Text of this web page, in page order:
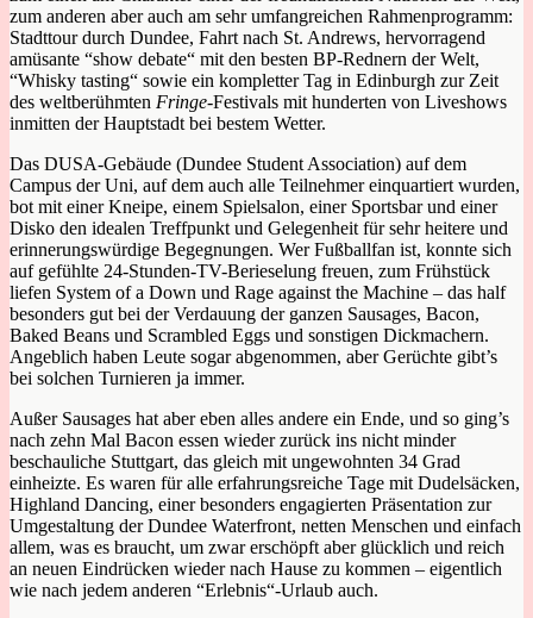
zum anderen aber auch am sehr umfangreichen Rahmenprogramm:
Stadttour durch Dundee, Fahrt nach St. Andrews, hervorragend
amüsante “show debate“ mit den besten BP-Rednern der Welt,
“Whisky tasting“ sowie ein kompletter Tag in Edinburgh zur Zeit
des weltberühmten Fringe-Festivals mit hunderten von Liveshows
inmitten der Hauptstadt bei bestem Wetter.
Das DUSA-Gebäude (Dundee Student Association) auf dem
Campus der Uni, auf dem auch alle Teilnehmer einquartiert wurden,
bot mit einer Kneipe, einem Spielsalon, einer Sportsbar und einer
Disko den idealen Treffpunkt und Gelegenheit für sehr heitere und
erinnerungswürdige Begegnungen. Wer Fußballfan ist, konnte sich
auf gefühlte 24-Stunden-TV-Berieselung freuen, zum Frühstück
liefen System of a Down und Rage against the Machine – das half
besonders gut bei der Verdauung der ganzen Sausages, Bacon,
Baked Beans und Scrambled Eggs und sonstigen Dickmachern.
Angeblich haben Leute sogar abgenommen, aber Gerüchte gibt’s
bei solchen Turnieren ja immer.
Außer Sausages hat aber eben alles andere ein Ende, und so ging’s
nach zehn Mal Bacon essen wieder zurück ins nicht minder
beschauliche Stuttgart, das gleich mit ungewohnten 34 Grad
einheizte. Es waren für alle erfahrungsreiche Tage mit Dudelsäcken,
Highland Dancing, einer besonders engagierten Präsentation zur
Umgestaltung der Dundee Waterfront, netten Menschen und einfach
allem, was es braucht, um zwar erschöpft aber glücklich und reich
an neuen Eindrücken wieder nach Hause zu kommen – eigentlich
wie nach jedem anderen “Erlebnis“-Urlaub auch.